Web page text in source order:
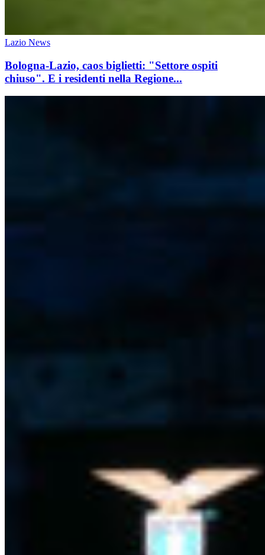
Lazio News
Bologna-Lazio, caos biglietti: "Settore ospiti
chiuso". E i residenti nella Regione...